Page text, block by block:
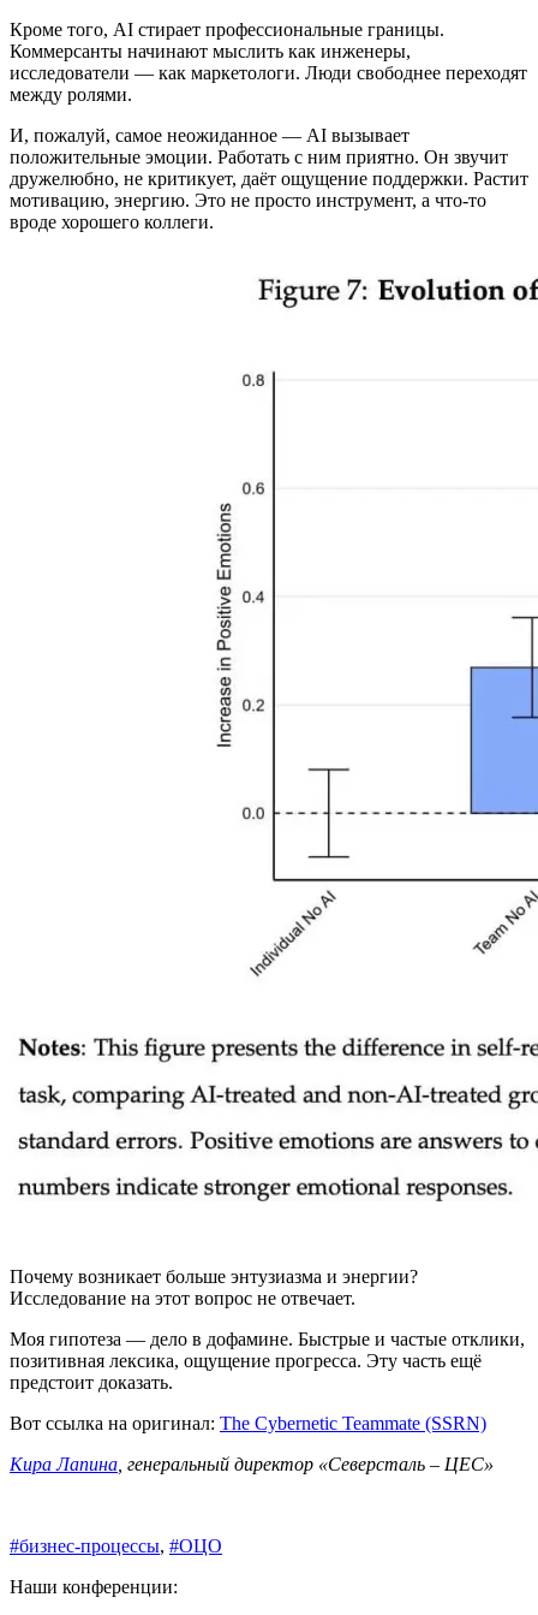
Кроме того, AI стирает профессиональные границы.
Коммерсанты начинают мыслить как инженеры,
исследователи — как маркетологи. Люди свободнее переходят
между ролями.
И, пожалуй, самое неожиданное — AI вызывает
положительные эмоции. Работать с ним приятно. Он звучит
дружелюбно, не критикует, даёт ощущение поддержки. Растит
мотивацию, энергию. Это не просто инструмент, а что-то
вроде хорошего коллеги.
Почему возникает больше энтузиазма и энергии?
Исследование на этот вопрос не отвечает.
Моя гипотеза — дело в дофамине. Быстрые и частые отклики,
позитивная лексика, ощущение прогресса. Эту часть ещё
предстоит доказать.
Вот ссылка на оригинал: The Cybernetic Teammate (SSRN)
Кира Лапина , генеральный директор «Северсталь – ЦЕС»
#бизнес-процессы, #ОЦО
Наши конференции: